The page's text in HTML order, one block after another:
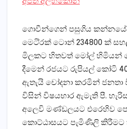
ගොවීන්ගෙන් පසුගිය කන්නයේදී
මෙටි්‍රක්‌ ටොන් 234800 ක්‌
මිලකට හිතවත් මෝල් හිමියන්
දීමෙන් රජයට රුපියල් කෝටි
ඇතැයි චෝදනා කරමින්
විසින් විෂයභාර ඇමැති පී.
අලෙවි මණ්‌ඩලයට එරෙහිව
කොට්‌ඨාසයට පැමිණිලි